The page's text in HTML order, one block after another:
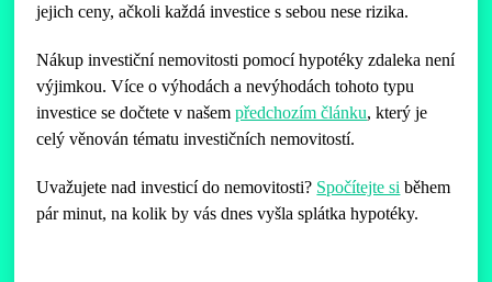
jejich ceny, ačkoli každá investice s sebou nese rizika.
Nákup investiční nemovitosti pomocí hypotéky zdaleka není
výjimkou. Více o výhodách a nevýhodách tohoto typu
investice se dočtete v našempředchozím článku, který je
celý věnován tématu investičních nemovitostí.
Uvažujete nad investicí do nemovitosti? Spočítejte si během
pár minut, na kolik by vás dnes vyšla splátka hypotéky.